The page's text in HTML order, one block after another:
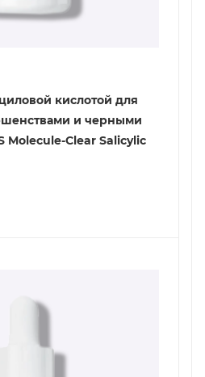
кислотой для
и черными
Molecule-Clear Salicylic